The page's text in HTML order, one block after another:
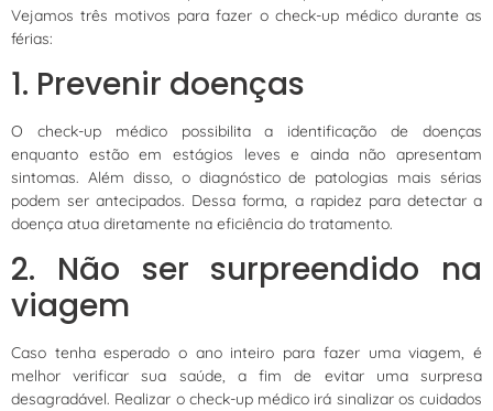
Vejamos três motivos para fazer o check-up médico durante as
férias:
1. Prevenir doenças
O check-up médico possibilita a identificação de doenças
enquanto estão em estágios leves e ainda não apresentam
sintomas. Além disso, o diagnóstico de patologias mais sérias
podem ser antecipados. Dessa forma, a rapidez para detectar a
doença atua diretamente na eficiência do tratamento.
2. Não ser surpreendido na
viagem
Caso tenha esperado o ano inteiro para fazer uma viagem, é
melhor verificar sua saúde, a fim de evitar uma surpresa
desagradável. Realizar o check-up médico irá sinalizar os cuidados